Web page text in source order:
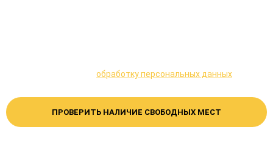
обработку персональных данных
ПРОВЕРИТЬ НАЛИЧИЕ СВОБОДНЫХ МЕСТ